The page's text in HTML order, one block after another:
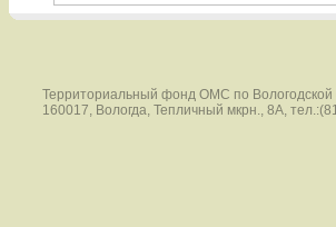
Территориальный фонд ОМС по Вологодской
160017, Вологда, Тепличный мкрн., 8А,